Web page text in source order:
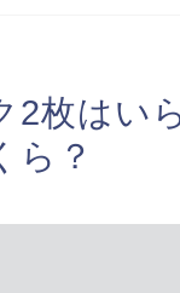
2枚はい
ら？